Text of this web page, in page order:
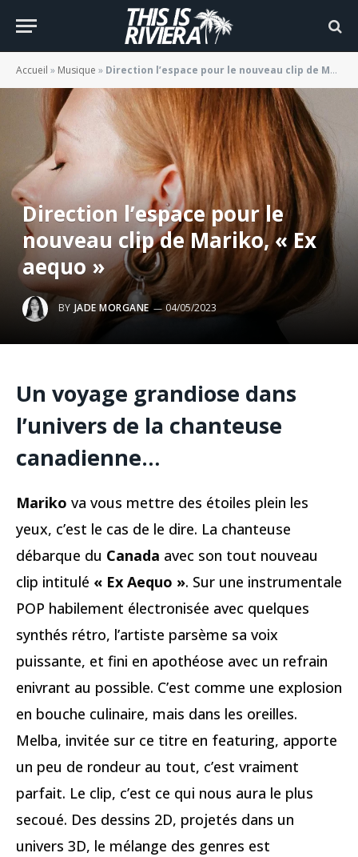
Accueil » Musique » Direction l’espace pour le nouveau clip de Mariko, « Ex aequo »
Direction l’espace pour le
nouveau clip de Mariko, « Ex
aequo »
BY JADE MORGANE 04/05/2023
Un voyage grandiose dans
l’univers de la chanteuse
canadienne…
Mariko va vous mettre des étoiles plein les
yeux, c’est le cas de le dire. La chanteuse
débarque du Canada avec son tout nouveau
clip intitulé « Ex Aequo ». Sur une instrumentale
POP habilement électronisée avec quelques
synthés rétro, l’artiste parsème sa voix
puissante, et fini en apothéose avec un refrain
enivrant au possible. C’est comme une explosion
en bouche culinaire, mais dans les oreilles.
Melba, invitée sur ce titre en featuring, apporte
un peu de rondeur au tout, c’est vraiment
parfait. Le clip, c’est ce qui nous aura le plus
secoué. Des dessins 2D, projetés dans un
univers 3D, le mélange des genres est